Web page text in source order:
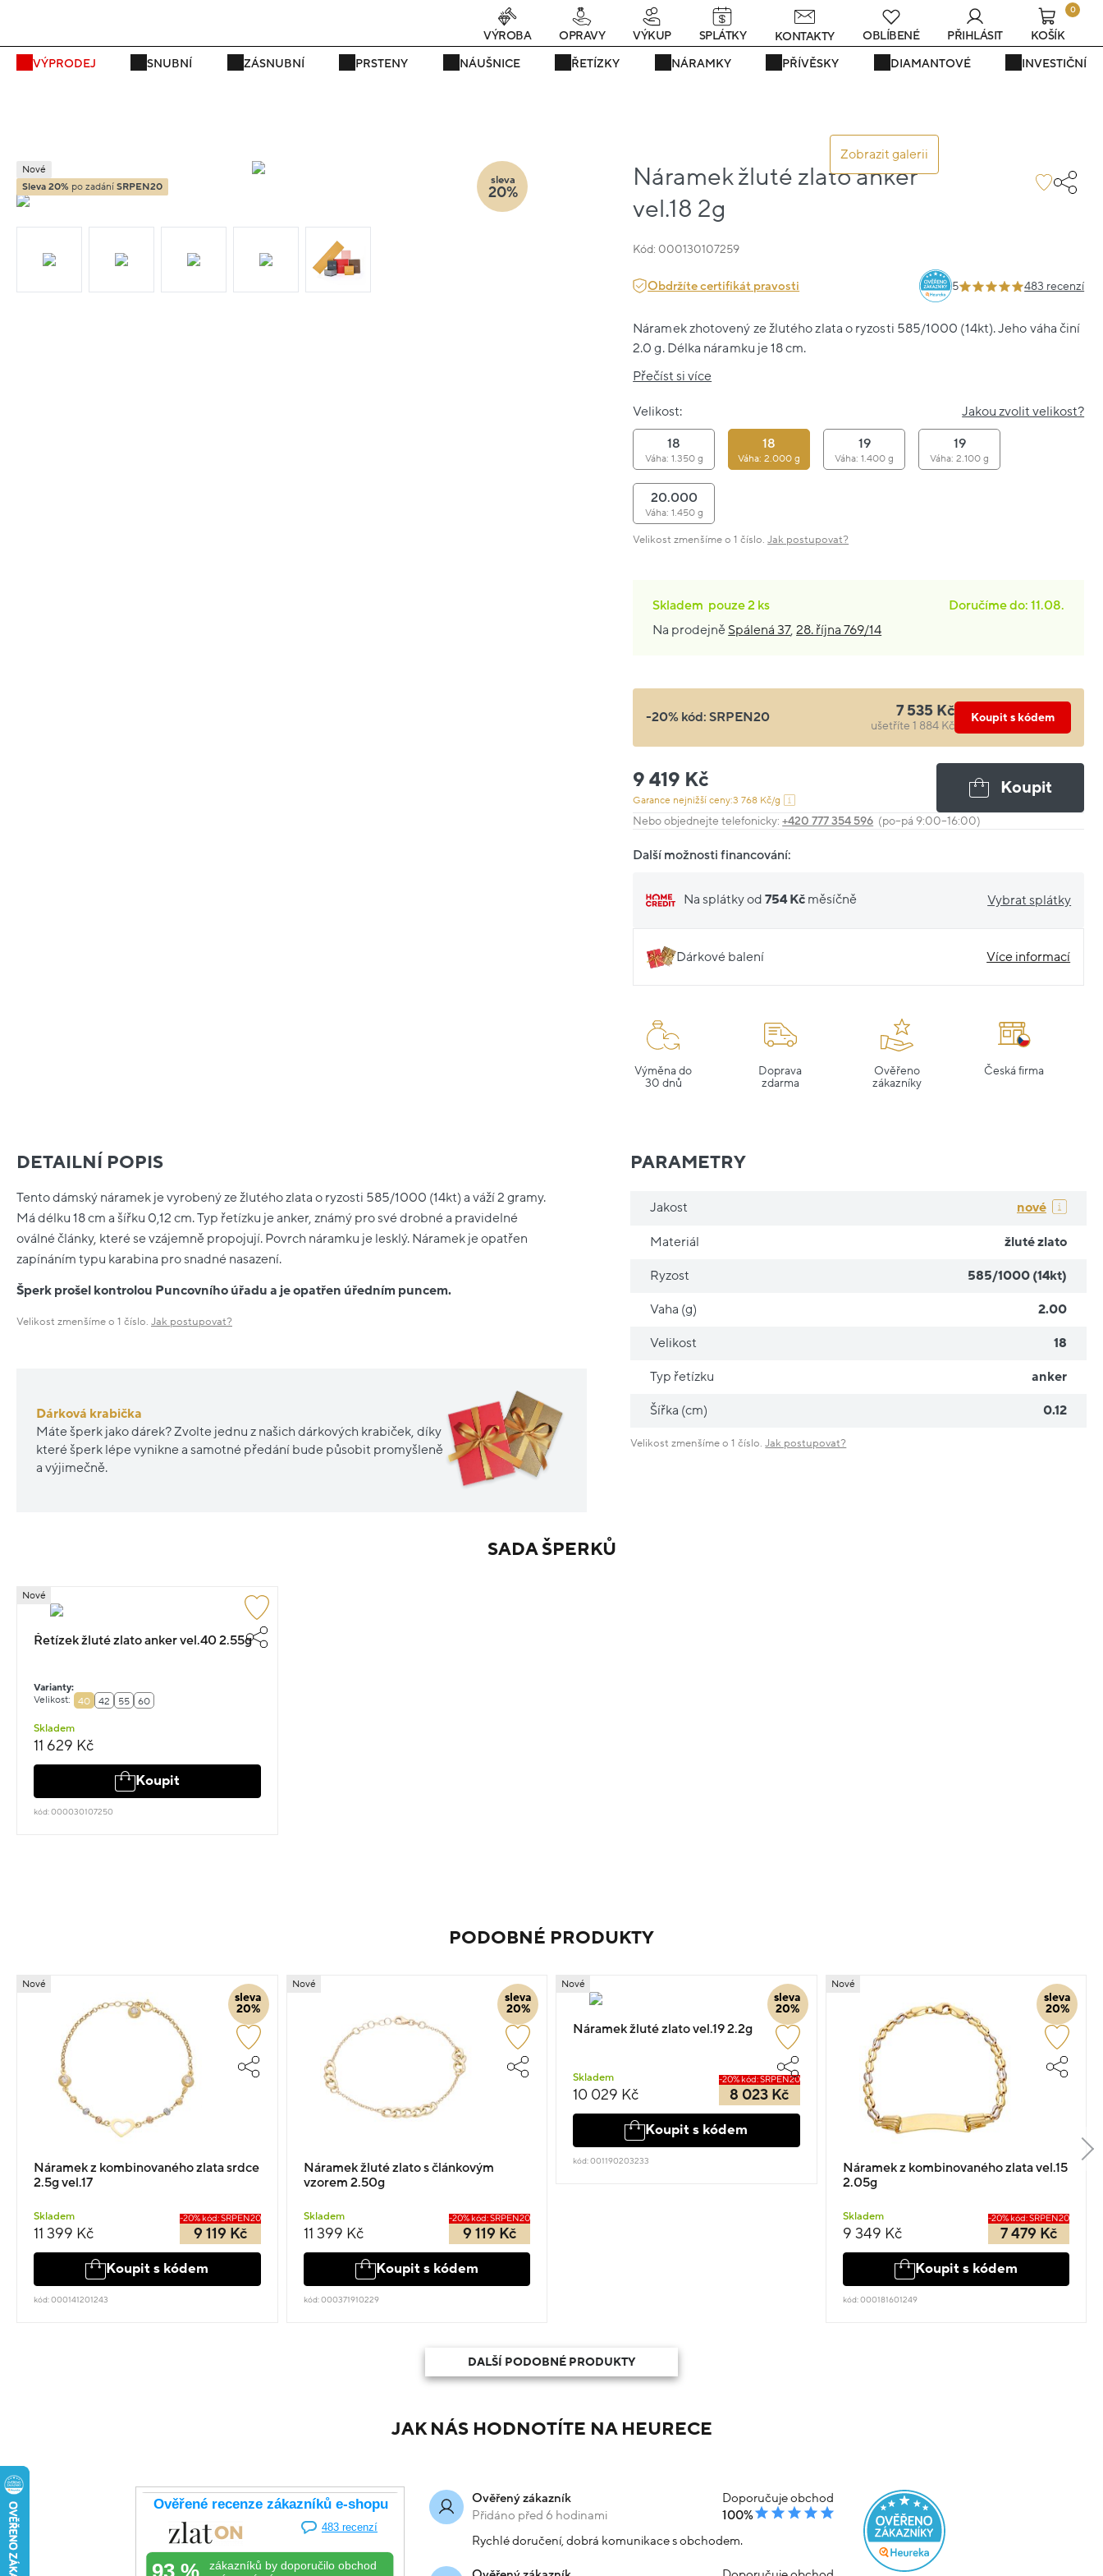
Právě teď! - 20 % na vše! Kód: SRPEN20 24 dní : 8h : 00m : 15s
VÝPRODEJ SNUBNÍ ZÁSNUBNÍ PRSTENY NÁUŠNICE ŘETÍZKY NÁRAMKY PŘÍVĚSKY DIAMANTOVÉ INVESTIČNÍ
VÝROBA OPRAVY VÝKUP SPLÁTKY KONTAKTY OBLÍBENÉ PŘIHLÁSIT
0
KOŠÍK
Zobrazit galerii
Náramek žluté zlato anker
vel.18 2g
Kód: 000130107259
Nové
Sleva 20% po zadání SRPEN20
sleva
20%
Obdržíte certifikát pravosti 5 483 recenzí
Náramek zhotovený ze žlutého zlata o ryzosti 585/1000 (14kt). Jeho váha činí
2.0 g. Délka náramku je 18 cm.
Přečíst si více
Velikost: Jakou zvolit velikost?
18
Váha: 1.350 g
18
Váha: 2.000 g
19
Váha: 1.400 g
19
Váha: 2.100 g
20.000
Váha: 1.450 g
Velikost zmenšíme o 1 číslo.Jak postupovat?
Skladem pouze2 ks
Doručíme do: 11.08.
Na prodejně Spálená 37,28. října 769/14
-20% kód:SRPEN20 7 535 Kč
ušetříte 1 884 Kč
Koupit s kódem
9 419 Kč
Garance nejnižší ceny:3 768 Kč/g
Koupit
Nebo objednejte telefonicky:+420 777 354 596 (po–pá 9:00–16:00)
Další možnosti financování:
Na splátky od754 Kč měsíčně Vybrat splátky
Dárkové balení Více informací
Výměna do
30 dnů
Doprava
zdarma
Ověřeno
zákazníky
Česká firma
DETAILNÍ POPIS
Tento dámský náramek je vyrobený ze žlutého zlata o ryzosti 585/1000 (14kt) a váží 2 gramy.
Má délku 18 cm a šířku 0,12 cm. Typ řetízku je anker, známý pro své drobné a pravidelné
oválné články, které se vzájemně propojují. Povrch náramku je lesklý. Náramek je opatřen
zapínáním typu karabina pro snadné nasazení.
Šperk prošel kontrolou Puncovního úřadu a je opatřen úředním puncem.
Velikost zmenšíme o 1 číslo. Jak postupovat?
Dárková krabička
Máte šperk jako dárek? Zvolte jednu z našich dárkových krabiček, díky
které šperk lépe vynikne a samotné předání bude působit promyšleně
a výjimečně.
PARAMETRY
Jakost nové
Materiál žluté zlato
Ryzost 585/1000 (14kt)
Vaha (g) 2.00
Velikost 18
Typ řetízku anker
Šířka (cm) 0.12
Velikost zmenšíme o 1 číslo.Jak postupovat?
SADA ŠPERKŮ
Nové
Řetízek žluté zlato anker vel.40 2.55g
Varianty:
Velikost:
40 42 55 60
Skladem
11 629 Kč
Koupit
kód: 000030107250
PODOBNÉ PRODUKTY
sleva
20%
Nové
Náramek z kombinovaného zlata srdce
2.5g vel.17
Skladem
11 399 Kč
-20% kód: SRPEN20
9 119 Kč
Koupit s kódem
kód: 000141201243
sleva
20%
Nové
Náramek žluté zlato s článkovým
vzorem 2.50g
Skladem
11 399 Kč
-20% kód: SRPEN20
9 119 Kč
Koupit s kódem
kód: 000371910229
sleva
20%
Nové
Náramek žluté zlato vel.19 2.2g
Skladem
10 029 Kč
-20% kód: SRPEN20
8 023 Kč
Koupit s kódem
kód: 001190203233
sleva
20%
Nové
Náramek z kombinovaného zlata vel.15
2.05g
Skladem
9 349 Kč
-20% kód: SRPEN20
7 479 Kč
Koupit s kódem
kód: 000181601249
DALŠÍ PODOBNÉ PRODUKTY
JAK NÁS HODNOTÍTE NA HEURECE
Ověřený zákazník
Přidáno před 6 hodinami
Doporučuje obchod
100%
Rychlé doručení, dobrá komunikace s obchodem.